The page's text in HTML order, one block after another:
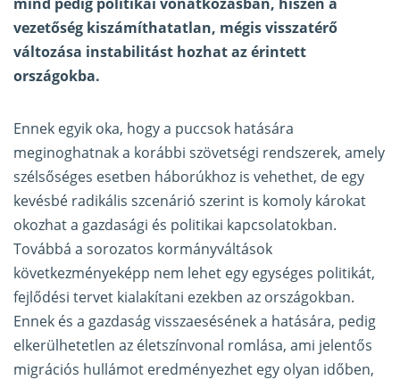
vezetőség kiszámíthatatlan, mégis visszatérő
változása instabilitást hozhat az érintett
országokba.
Ennek egyik oka, hogy a puccsok hatására
meginoghatnak a korábbi szövetségi rendszerek, amely
szélsőséges esetben háborúkhoz is vehethet, de egy
kevésbé radikális szcenárió szerint is komoly károkat
okozhat a gazdasági és politikai kapcsolatokban.
Továbbá a sorozatos kormányváltások
következményeképp nem lehet egy egységes politikát,
fejlődési tervet kialakítani ezekben az országokban.
Ennek és a gazdaság visszaesésének a hatására, pedig
elkerülhetetlen az életszínvonal romlása, ami jelentős
migrációs hullámot eredményezhet egy olyan időben,